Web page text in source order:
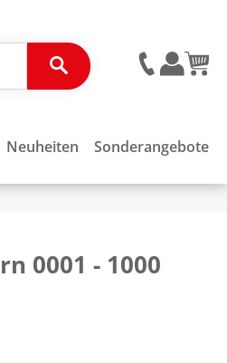
Neuheiten Sonderangebote
0001 - 1000